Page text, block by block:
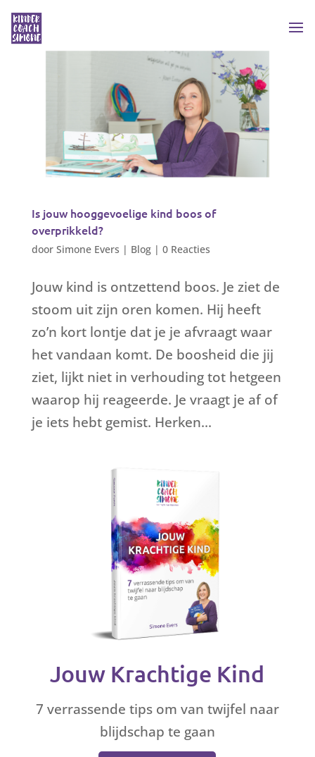
Is jouw hooggevoelige kind boos of
overprikkeld?
door Simone Evers | Blog| 0 Reacties
Jouw kind is ontzettend boos. Je ziet de
stoom uit zijn oren komen. Hij heeft
zo’n kort lontje dat je je afvraagt waar
het vandaan komt. De boosheid die jij
ziet, lijkt niet in verhouding tot hetgeen
waarop hij reageerde. Je vraagt je af of
je iets hebt gemist. Herken...
Jouw Krachtige Kind
7 verrassende tips om van twijfel naar
blijdschap te gaan